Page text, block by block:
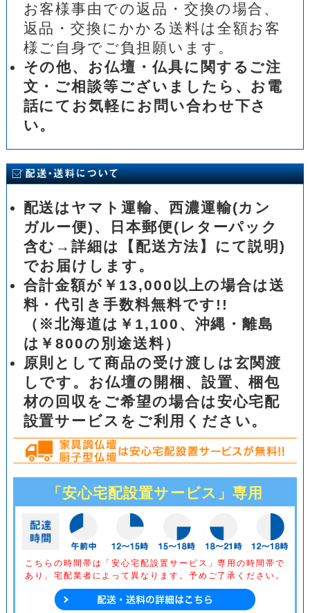
お客様事由での返品・交換の場合、
返品・交換にかかる送料は全額お客
様ご自身でご負担願います。
その他、お仏壇・仏具に関するご注
文・ご相談等ございましたら、お電
話にてお気軽にお問い合わせ下さ
い。
配送はヤマト運輸、西濃運輸(カン
ガルー便)、日本郵便(レターパック
含む→詳細は【配送方法】にて説明)
でお届けします。
合計金額が￥13,000以上の場合は送
料・代引き手数料無料です!!
（※北海道は￥1,100、沖縄・離島
は￥800の別途送料）
原則として商品の受け渡しは玄関渡
しです。お仏壇の開梱、設置、梱包
材の回収をご希望の場合は安心宅配
設置サービスをご利用ください。
「安心宅配設置サービス」専用
こちらの時間帯は「安心宅配設置サービス」専用の時間帯で
あり、 宅配業者によって異なります。予めご了承ください。